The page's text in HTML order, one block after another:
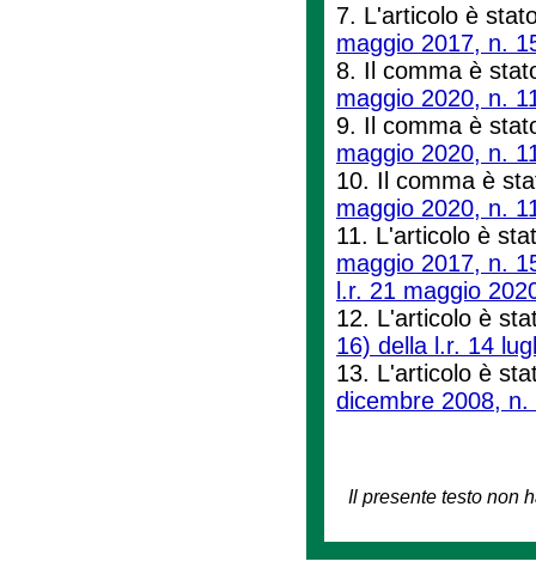
7. L'articolo è
maggio 2017, n.
8. Il comma è
maggio 2020, n.
9. Il comma è
maggio 2020, n.
10. Il comma è
maggio 2020, n.
11. L'articolo è
maggio 2017, n.
l.r. 21 maggio
12. L'articolo è
16) della l.r. 14
13. L'articolo è
dicembre 2008, n.
Il presente testo non